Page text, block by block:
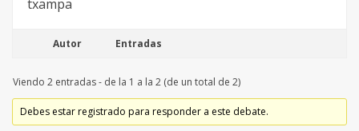
txampa
Autor Entradas
Viendo 2 entradas - de la 1 a la 2 (de un total de 2)
Debes estar registrado para responder a este debate.